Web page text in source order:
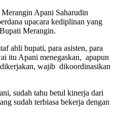
Apani Saharudin
upacara kediplinan yang
Merangin.
ahli bupati, para asisten, para
itu Apani menegaskan, apapun
wajib dikoordinasikan
sudah tahu betul kinerja dari
sudah terbiasa bekerja dengan